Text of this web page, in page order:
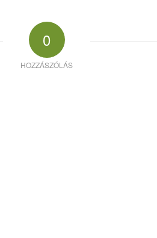
0
HOZZÁSZÓLÁS